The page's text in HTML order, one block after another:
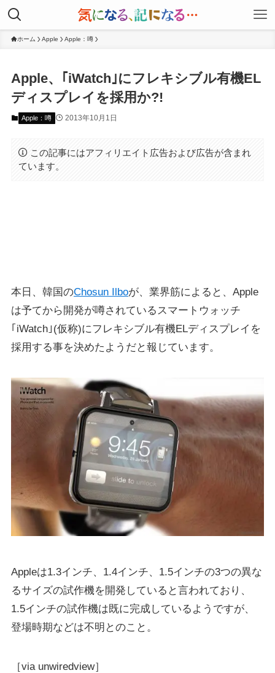
ホーム Apple Apple：噂
Apple、｢iWatch｣にフレキシブル有機EL
ディスプレイを採用か?!
Apple：噂 2013年10月1日
この記事にはアフィリエイト広告および広告が含まれ
ています。
本日、韓国のChosun Ilboが、業界筋によると、Apple
は予てから開発が噂されているスマートウォッチ
｢iWatch｣(仮称)にフレキシブル有機ELディスプレイを
採用する事を決めたようだと報じています。
Appleは1.3インチ、1.4インチ、1.5インチの3つの異な
るサイズの試作機を開発していると言われており、
1.5インチの試作機は既に完成しているようですが、
登場時期などは不明とのこと。
［via unwiredview］